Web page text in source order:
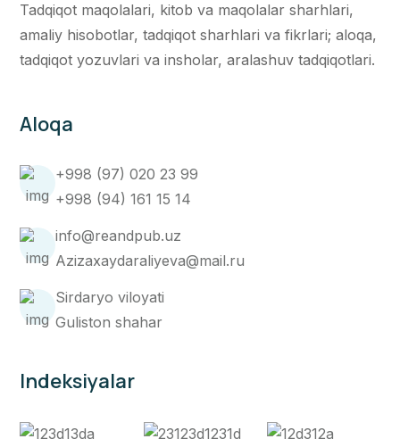
Tadqiqot maqolalari, kitob va maqolalar sharhlari,
amaliy hisobotlar, tadqiqot sharhlari va fikrlari; aloqa,
tadqiqot yozuvlari va insholar, aralashuv tadqiqotlari.
Aloqa
+998 (97) 020 23 99
+998 (94) 161 15 14
info@reandpub.uz
Azizaxaydaraliyeva@mail.ru
Sirdaryo viloyati
Guliston shahar
Indeksiyalar